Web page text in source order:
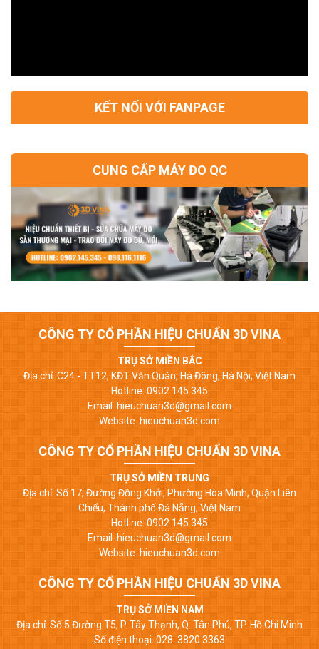
KẾT NỐI VỚI FANPAGE
CUNG CẤP MÁY ĐO QC
CÔNG TY CỔ PHẦN HIỆU CHUẨN 3D VINA
TRỤ SỞ MIỀN BẮC
Địa chỉ: C24 - TT12, KĐT Văn Quán, Hà Đông, Hà Nội, Việt Nam
Hotline: 0902.145.345
Email: hieuchuan3d@gmail.com
Website: hieuchuan3d.com
CÔNG TY CỔ PHẦN HIỆU CHUẨN 3D VINA
TRỤ SỞ MIỀN TRUNG
Địa chỉ: Số 17, Đường Đồng Khởi, Phường Hòa Minh, Quận Liên
Chiểu, Thành phố Đà Nẵng, Việt Nam
Hotline: 0902.145.345
Email: hieuchuan3d@gmail.com
Website: hieuchuan3d.com
CÔNG TY CỔ PHẦN HIỆU CHUẨN 3D VINA
TRỤ SỞ MIỀN NAM
Địa chỉ: Số 5 Đường T5, P. Tây Thạnh, Q. Tân Phú, TP. Hồ Chí Minh
Số điện thoại: 028. 3820 3363